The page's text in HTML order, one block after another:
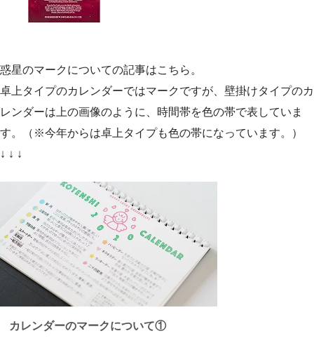
惑星のマークについての記事はこちら。
卓上タイプのカレンダーではマークですが、壁掛けタイプのカ
レンダーは上の画像のように、時間帯を色の帯で表していま
す。（※今年からは卓上タイプも色の帯になっています。）
↓ ↓ ↓
カレンダーのマークについて①